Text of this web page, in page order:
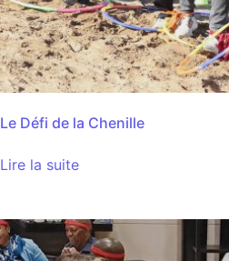
Le Défi de la Chenille
Lire la suite